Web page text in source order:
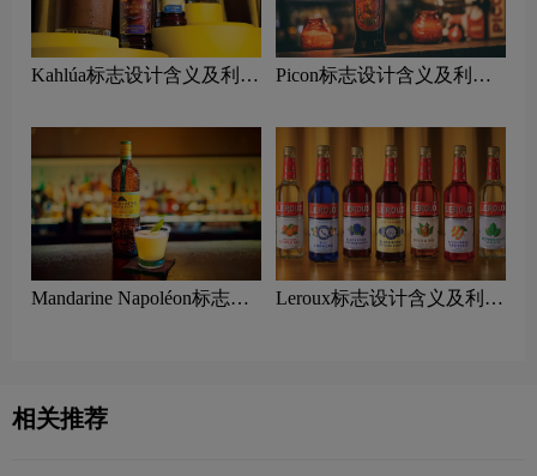
Kahlúa标志设计含义及利口
Picon标志设计含义及利口
Mandarine Napoléon标志设
Leroux标志设计含义及利口
相关推荐